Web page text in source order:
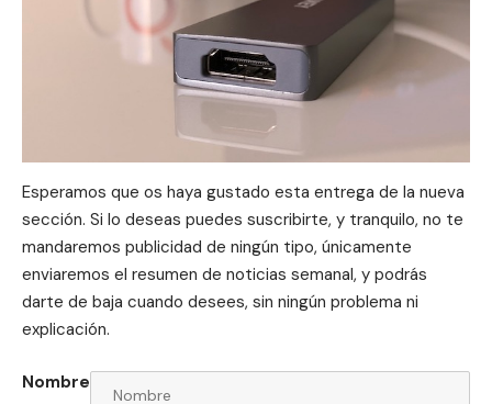
Esperamos que os haya gustado esta entrega de la nueva
sección. Si lo deseas puedes suscribirte, y tranquilo, no te
mandaremos publicidad de ningún tipo, únicamente
enviaremos el resumen de noticias semanal, y podrás
darte de baja cuando desees, sin ningún problema ni
explicación.
Nombre